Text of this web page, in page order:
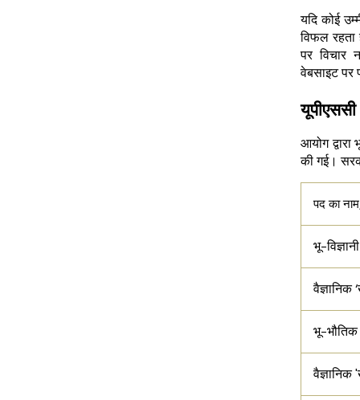
यदि कोई
विफल रहता
पर विचार
वेबसाइट
आयोग
की गई।
पद का
भू-
वैज्ञानिक
भू-भौतिक